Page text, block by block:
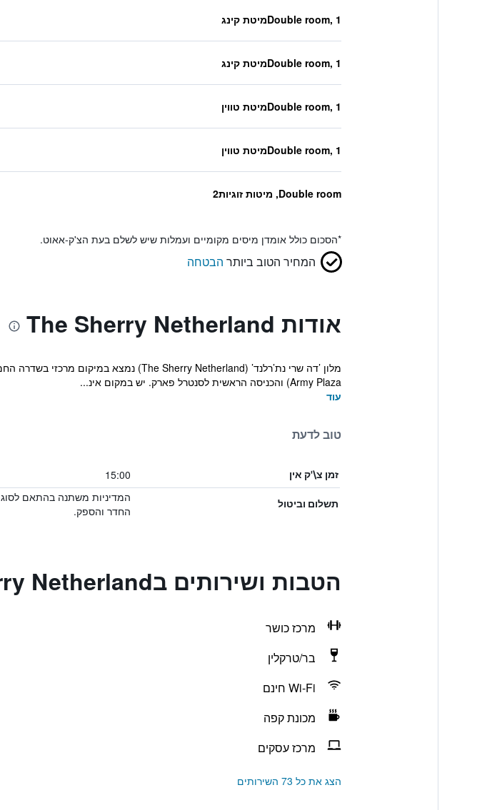
Double room, 1מיטת קינג
Double room, 1מיטת קינג
Double room, 1מיטת טווין
Double room, 1מיטת טווין
Double room, מיטות זוגיות2
*הסכום כולל אומדן מיסים מקומיים ועמלות שיש לשלם בעת הצ'ק-אאוט.
המחיר הטוב ביותר הבטחה
אודות The Sherry Netherland
Army Plaza) והכניסה הראשית לסנטרל פארק. יש במקום אינ...
עוד
טוב לדעת
זמן צ\'ק אין 15:00
תשלום וביטול
המדיניות משתנה בהתאם לסוג
החדר והספק.
הטבות ושירותים בThe Sherry Netherland
מרכז כושר
בר/טרקלין
Wi-Fi חינם
מכונת קפה
מרכז עסקים
הצג את כל 73 השירותים